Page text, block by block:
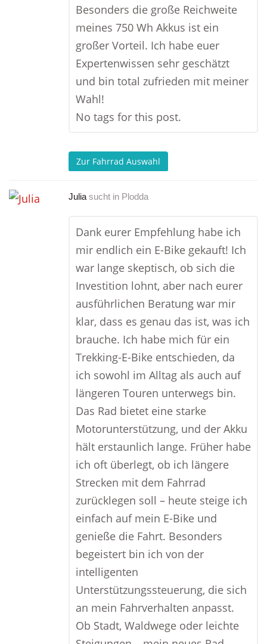
Besonders die große Reichweite
meines 750 Wh Akkus ist ein
großer Vorteil. Ich habe euer
Expertenwissen sehr geschätzt
und bin total zufrieden mit meiner
Wahl!
No tags for this post.
Zur Fahrrad Auswahl
Julia sucht in Plodda
Dank eurer Empfehlung habe ich
mir endlich ein E-Bike gekauft! Ich
war lange skeptisch, ob sich die
Investition lohnt, aber nach eurer
ausführlichen Beratung war mir
klar, dass es genau das ist, was ich
brauche. Ich habe mich für ein
Trekking-E-Bike entschieden, da
ich sowohl im Alltag als auch auf
längeren Touren unterwegs bin.
Das Rad bietet eine starke
Motorunterstützung, und der Akku
hält erstaunlich lange. Früher habe
ich oft überlegt, ob ich längere
Strecken mit dem Fahrrad
zurücklegen soll – heute steige ich
einfach auf mein E-Bike und
genieße die Fahrt. Besonders
begeistert bin ich von der
intelligenten
Unterstützungssteuerung, die sich
an mein Fahrverhalten anpasst.
Ob Stadt, Waldwege oder leichte